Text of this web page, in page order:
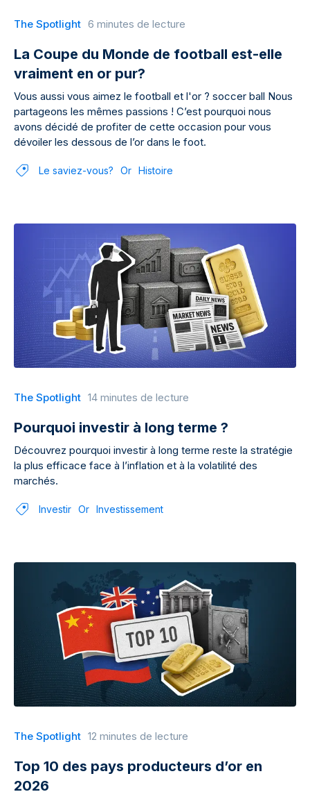
The Spotlight 6 minutes de lecture
La Coupe du Monde de football est-elle
vraiment en or pur?
Vous aussi vous aimez le football et l'or ? soccer ball Nous
partageons les mêmes passions ! C’est pourquoi nous
avons décidé de profiter de cette occasion pour vous
dévoiler les dessous de l’or dans le foot.
Le saviez-vous? Or Histoire
The Spotlight 14 minutes de lecture
Pourquoi investir à long terme ?
Découvrez pourquoi investir à long terme reste la stratégie
la plus efficace face à l’inflation et à la volatilité des
marchés.
Investir Or Investissement
The Spotlight 12 minutes de lecture
Top 10 des pays producteurs d’or en
2026